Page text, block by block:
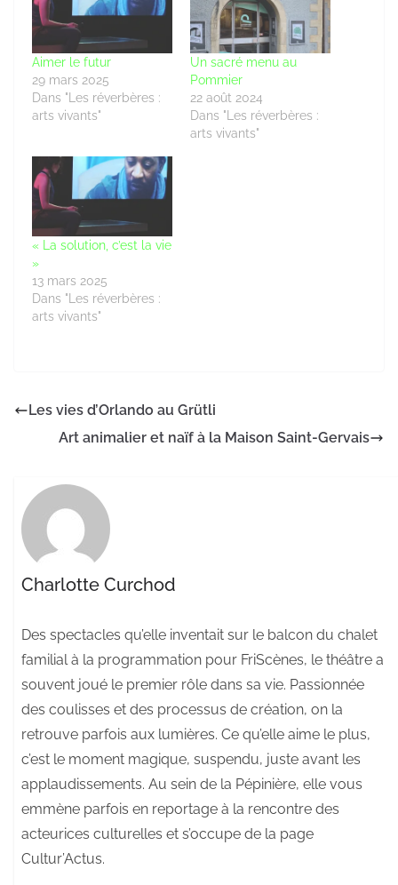
Aimer le futur
29 mars 2025
Dans "Les réverbères :
arts vivants"
Un sacré menu au
Pommier
22 août 2024
Dans "Les réverbères :
arts vivants"
« La solution, c’est la vie
»
13 mars 2025
Dans "Les réverbères :
arts vivants"
Les vies d’Orlando au Grütli
Art animalier et naïf à la Maison Saint-Gervais
Charlotte Curchod
Des spectacles qu’elle inventait sur le balcon du chalet
familial à la programmation pour FriScènes, le théâtre a
souvent joué le premier rôle dans sa vie. Passionnée
des coulisses et des processus de création, on la
retrouve parfois aux lumières. Ce qu’elle aime le plus,
c’est le moment magique, suspendu, juste avant les
applaudissements. Au sein de la Pépinière, elle vous
emmène parfois en reportage à la rencontre des
acteurices culturelles et s’occupe de la page
Cultur’Actus.